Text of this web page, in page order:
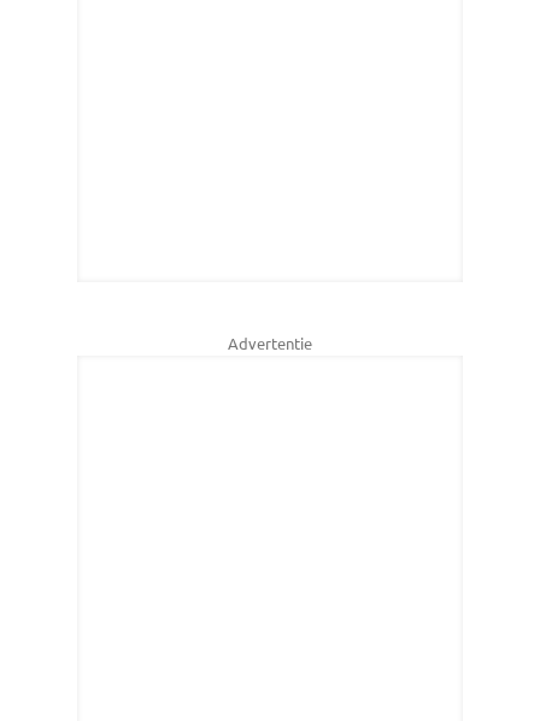
Advertentie